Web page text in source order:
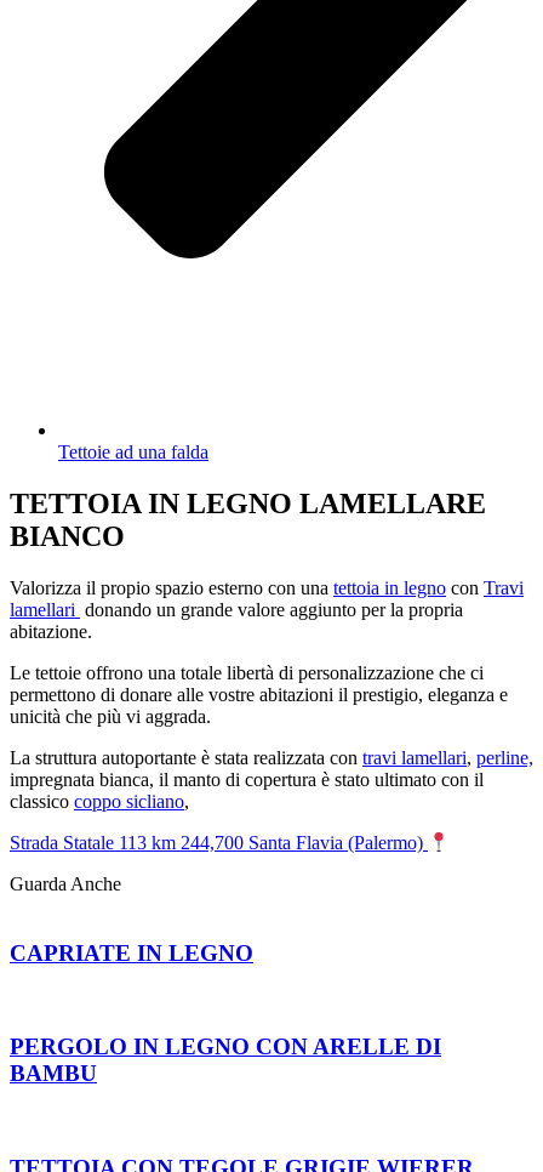
Tettoie ad una falda
TETTOIA IN LEGNO LAMELLARE
BIANCO
Valorizza il propio spazio esterno con una tettoia in legno con Travi
lamellari donando un grande valore aggiunto per la propria
abitazione.
Le tettoie offrono una totale libertà di personalizzazione che ci
permettono di donare alle vostre abitazioni il prestigio, eleganza e
unicità che più vi aggrada.
La struttura autoportante è stata realizzata con travi lamellari, perline,
impregnata bianca, il manto di copertura è stato ultimato con il
classico coppo sicliano,
Strada Statale 113 km 244,700 Santa Flavia (Palermo)
Guarda Anche
CAPRIATE IN LEGNO
PERGOLO IN LEGNO CON ARELLE DI
BAMBU